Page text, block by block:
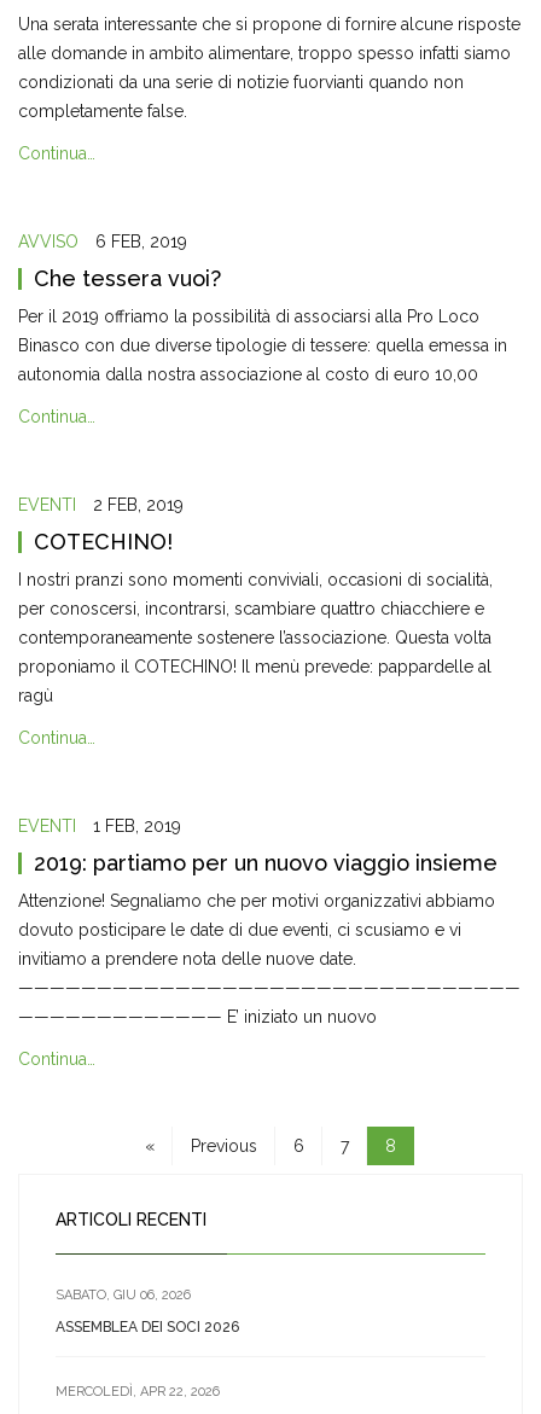
Una serata interessante che si propone di fornire alcune risposte
alle domande in ambito alimentare, troppo spesso infatti siamo
condizionati da una serie di notizie fuorvianti quando non
completamente false.
Continua…
AVVISO 6 FEB, 2019
Che tessera vuoi?
Per il 2019 offriamo la possibilità di associarsi alla Pro Loco
Binasco con due diverse tipologie di tessere: quella emessa in
autonomia dalla nostra associazione al costo di euro 10,00
Continua…
EVENTI 2 FEB, 2019
COTECHINO!
I nostri pranzi sono momenti conviviali, occasioni di socialità,
per conoscersi, incontrarsi, scambiare quattro chiacchiere e
contemporaneamente sostenere l’associazione. Questa volta
proponiamo il COTECHINO! Il menù prevede: pappardelle al
ragù
Continua…
EVENTI 1 FEB, 2019
2019: partiamo per un nuovo viaggio insieme
Attenzione! Segnaliamo che per motivi organizzativi abbiamo
dovuto posticipare le date di due eventi, ci scusiamo e vi
invitiamo a prendere nota delle nuove date.
————————————————————————————————
————————————— E’ iniziato un nuovo
Continua…
« Previous 6 7 8
ARTICOLI RECENTI
SABATO, GIU 06, 2026
ASSEMBLEA DEI SOCI 2026
MERCOLEDÌ, APR 22, 2026